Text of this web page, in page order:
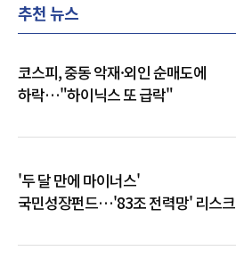
추천 뉴스
코스피, 중동 악재·외인 순매도에
하락…"하이닉스 또 급락"
'두 달 만에 마이너스'
국민성장펀드…'83조 전력망' 리스크